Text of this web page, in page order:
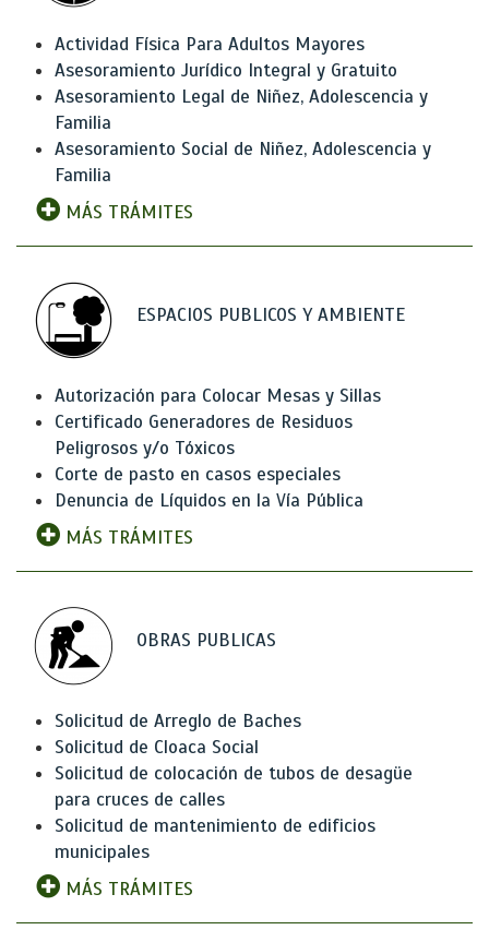
Actividad Física Para Adultos Mayores
Asesoramiento Jurídico Integral y Gratuito
Asesoramiento Legal de Niñez, Adolescencia y
Familia
Asesoramiento Social de Niñez, Adolescencia y
Familia
MÁS TRÁMITES
ESPACIOS PUBLICOS Y AMBIENTE
Autorización para Colocar Mesas y Sillas
Certificado Generadores de Residuos
Peligrosos y/o Tóxicos
Corte de pasto en casos especiales
Denuncia de Líquidos en la Vía Pública
MÁS TRÁMITES
OBRAS PUBLICAS
Solicitud de Arreglo de Baches
Solicitud de Cloaca Social
Solicitud de colocación de tubos de desagüe
para cruces de calles
Solicitud de mantenimiento de edificios
municipales
MÁS TRÁMITES